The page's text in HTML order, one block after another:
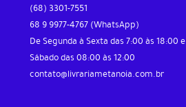
(68) 3301-7551
68 9 9977-4767 (WhatsApp)
De Segunda à Sexta das 7:00 às 18:00 e
Sábado das 08:00 às 12:00
contato@livrariametanoia.com.br